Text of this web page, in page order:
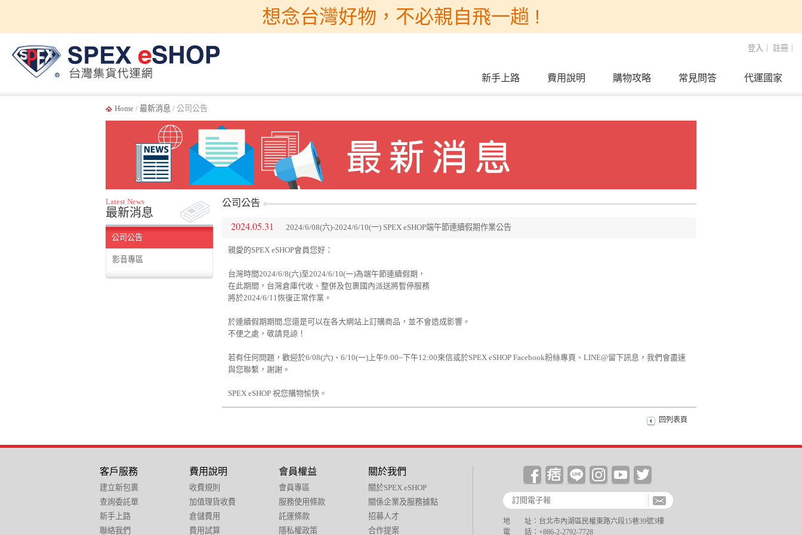
想念台灣好物，不必親自飛一趟 !
登入 註冊
代運國家
常見問答
購物攻略
費用說明
新手上路
Home / 最新消息 / 公司公告
Latest News
最新消息
公司公告
影音專區
公司公告
2024.05.31 2024/6/08(六)-2024/6/10(一) SPEX eSHOP端午節連續假期作業公告
親愛的SPEX eSHOP會員您好：
台灣時間2024/6/8(六)至2024/6/10(一)為端午節連續假期，
在此期間，台灣倉庫代收、整併及包裹國內派送將暫停服務
將於2024/6/11恢復正常作業。
於連續假期期間,您還是可以在各大網站上訂購商品，並不會造成影響。
不便之處，敬請見諒！
若有任何問題，歡迎於6/08(六)、6/10(一)上午9:00~下午12:00來信或於SPEX eSHOP Facebook粉絲專頁、LINE@留下訊息，我們會盡速
與您聯繫，謝謝。
SPEX eSHOP 祝您購物愉快。
回列表頁
客戶服務
建立新包裹
查詢委託單
新手上路
聯絡我們
費用說明
收費規則
加值理貨收費
倉儲費用
費用試算
會員權益
會員專區
服務使用條款
託運條款
隱私權政策
關於我們
關於SPEX eSHOP
關係企業及服務據點
招募人才
合作提案
地 址：台北市內湖區民權東路六段15巷39號3樓
電 話：+886-2-2792-7728